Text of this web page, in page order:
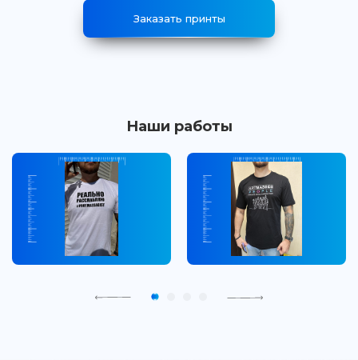
Заказать принты
Наши работы